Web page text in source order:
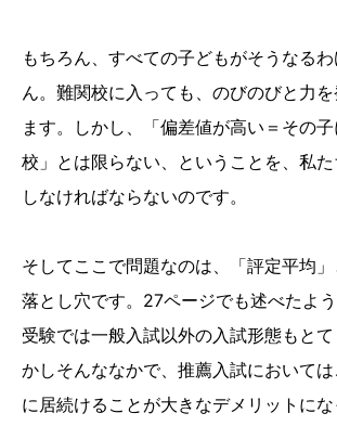
もちろん、すべての子どもがそうなる
ん。難関校に入っても、のびのびと力
ます。しかし、「偏差値が高い＝その
校」とは限らない、ということを、私
しなければならないのです。
そしてここで問題なのは、「評定平均
落とし穴です。27ページでも述べたよ
受験では一般入試以外の入試形態もと
かしそんななかで、推薦入試において
に居続けることが大きなデメリットに